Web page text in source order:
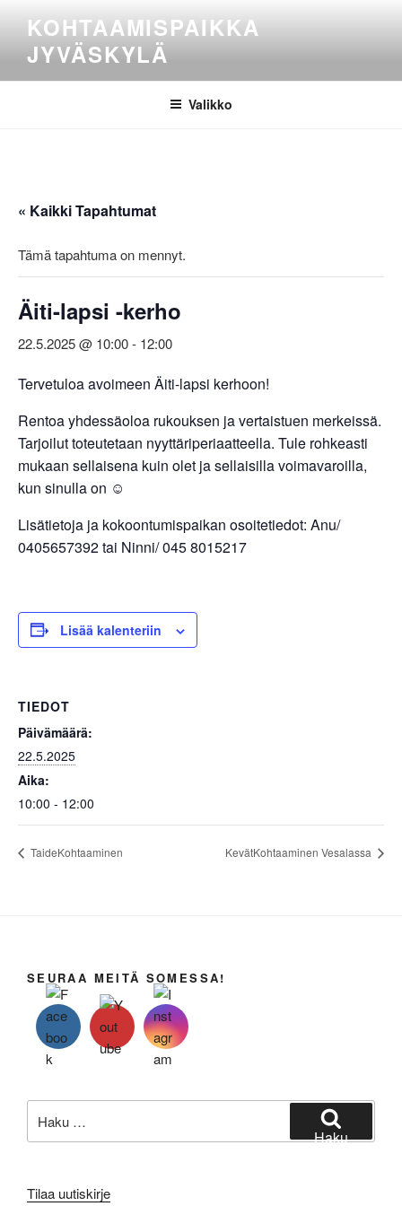
sisältöönKOHTAAMISPAIKKA
JYVÄSKYLÄ
Valikko
« Kaikki Tapahtumat
Tämä tapahtuma on mennyt.
Äiti-lapsi -kerho
22.5.2025 @ 10:00- 12:00
Tervetuloa avoimeen Äiti-lapsi kerhoon!
Rentoa yhdessäoloa rukouksen ja vertaistuen merkeissä.
Tarjoilut toteutetaan nyyttäriperiaatteella. Tule rohkeasti
mukaan sellaisena kuin olet ja sellaisilla voimavaroilla,
kun sinulla on ☺
Lisätietoja ja kokoontumispaikan osoitetiedot: Anu/
0405657392 tai Ninni/ 045 8015217
Lisää kalenteriin
TIEDOT
Päivämäärä:
22.5.2025
Aika:
10:00 - 12:00
TaideKohtaaminen KevätKohtaaminen Vesalassa
SEURAA MEITÄ SOMESSA!
Haku
Tilaa uutiskirje